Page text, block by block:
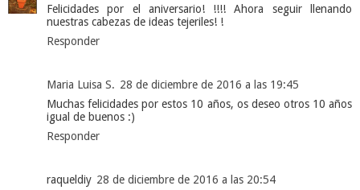
Felicidades por el aniversario! !!!! Ahora seguir llenando
nuestras cabezas de ideas tejeriles! !
Responder
Maria Luisa S. 28 de diciembre de 2016 a las 19:45
Muchas felicidades por estos 10 años, os deseo otros 10 años
igual de buenos :)
Responder
raqueldiy 28 de diciembre de 2016 a las 20:54